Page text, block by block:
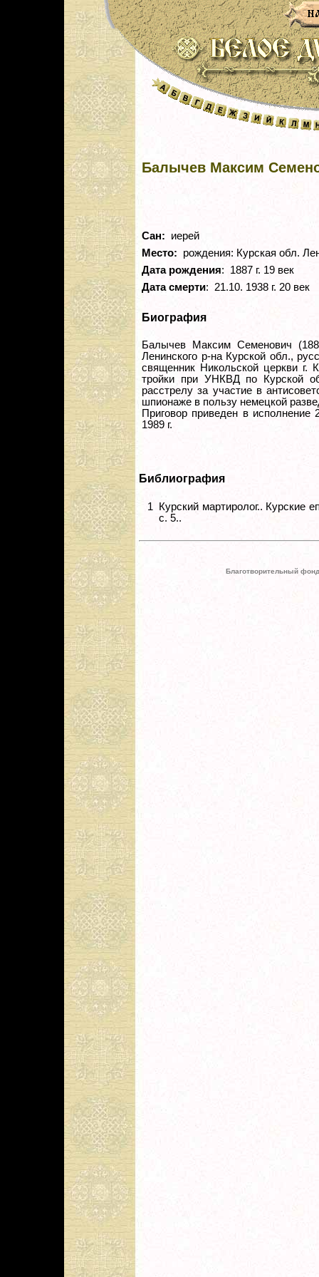
Балычев Максим
Сан: иерей
Место: рождения: Курская обл.
Дата рождения: 1887 г. 19 век
Дата смерти: 21.10. 1938 г. 20 век
Биография
Балычев Максим Семенович
Ленинского р-на Курской обл.,
священник Никольской церкви г.
тройки при УНКВД по Курской
расстрелу за участие в
шпионаже в пользу немецкой
Приговор приведен в исполнение
1989 г.
Библиография
1
Курский мартиролог.. Курские
с. 5..
Благотворительный